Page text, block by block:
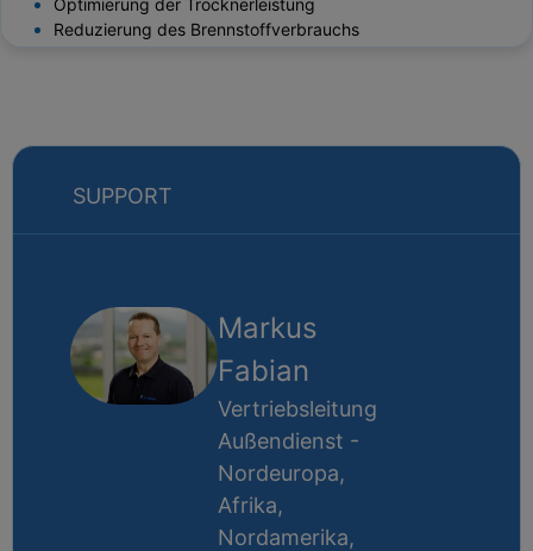
Reduzierung des Brennstoffverbrauchs
SUPPORT
Markus
Fabian
Vertriebsleitung
Außendienst -
Nordeuropa,
Afrika,
Nordamerika,